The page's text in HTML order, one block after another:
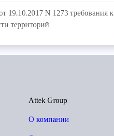
19.10.2017 N 1273 требования к
территорий
Attek Group
О компании